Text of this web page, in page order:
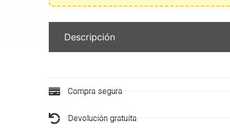
Descripción
Compra segura
Devolución gratuita